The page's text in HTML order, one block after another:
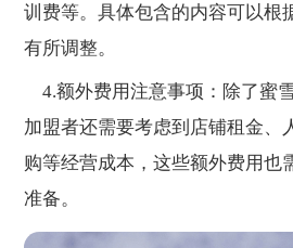
训费等。具体包含的内容可以根
有所调整。
4.额外费用注意事项：除了蜜
加盟者还需要考虑到店铺租金、
购等经营成本，这些额外费用也
准备。